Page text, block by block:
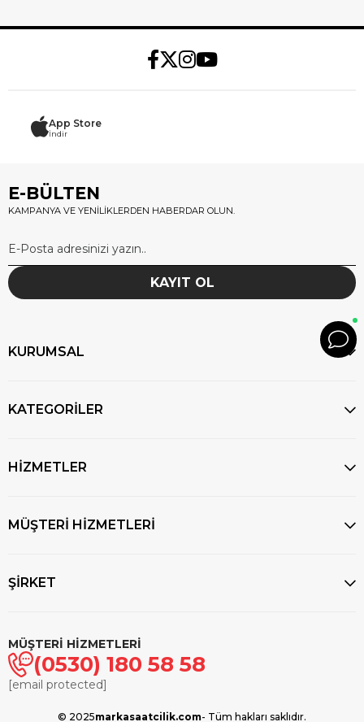
App Store
İndir
E-BÜLTEN
KAMPANYA VE YENİLİKLERDEN HABERDAR OLUN.
KAYIT OL
KURUMSAL
KATEGORİLER
HİZMETLER
MÜŞTERİ HİZMETLERİ
ŞİRKET
MÜŞTERİ HİZMETLERİ
(0530) 180 58 58
[email protected]
© 2025markasaatcilik.com- Tüm hakları saklıdır.